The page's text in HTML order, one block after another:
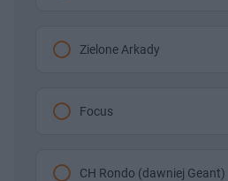
Zielone Arkady
Focus
CH Rondo (dawniej Geant)